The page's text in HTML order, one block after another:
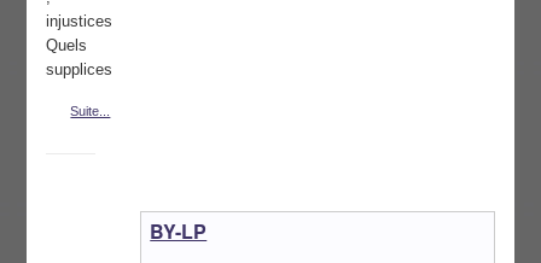
injustices
Quels
supplices
Suite...
BY-LP